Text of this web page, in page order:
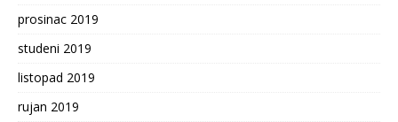
prosinac 2019
studeni 2019
listopad 2019
rujan 2019